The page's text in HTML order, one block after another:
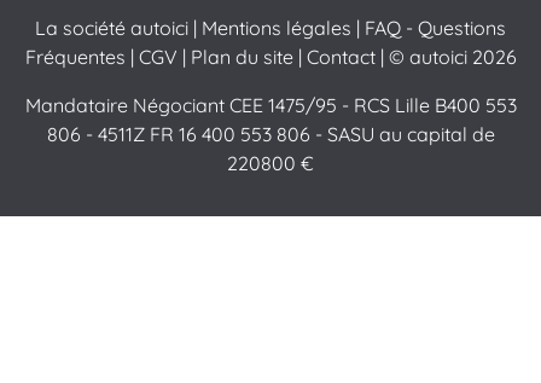
La société autoici | Mentions légales | FAQ - Questions
Fréquentes | CGV | Plan du site| Contact| © autoici 2026
Mandataire Négociant CEE 1475/95 - RCS Lille B400 553
806 - 4511Z FR 16 400 553 806 - SASU au capital de
220800 €